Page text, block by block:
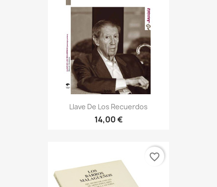
Llave De Los Recuerdos
14,00 €
favorite_border